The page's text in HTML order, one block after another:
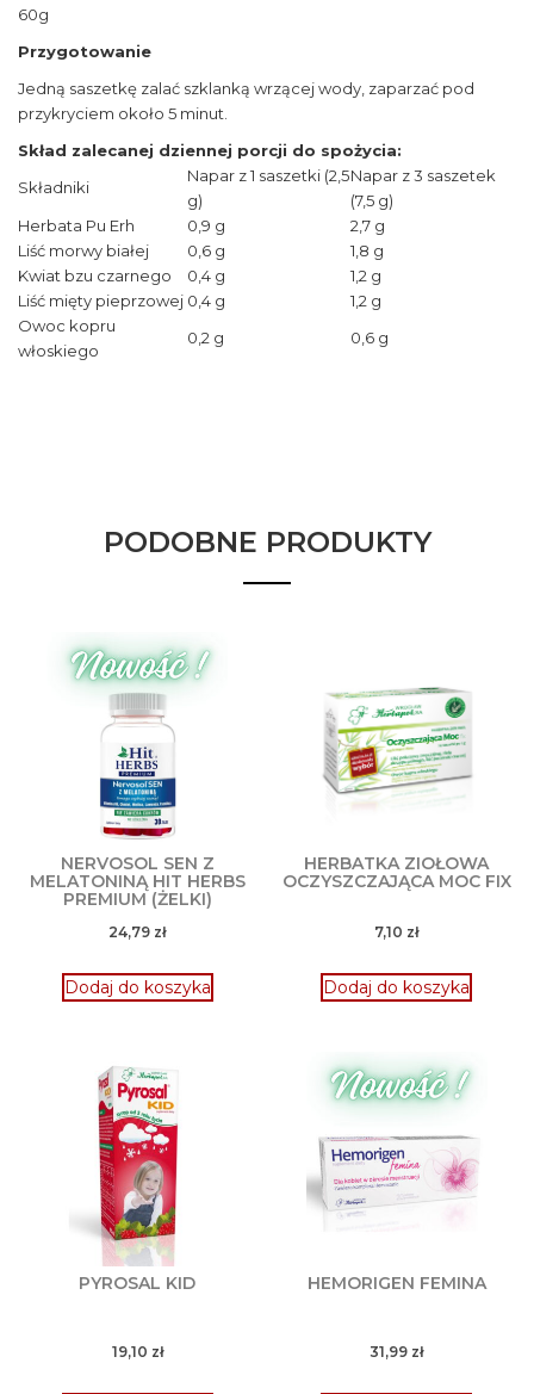
60g
Przygotowanie
Jedną saszetkę zalać szklanką wrzącej wody, zaparzać pod
przykryciem około 5 minut.
Skład zalecanej dziennej porcji do spożycia:
Składniki
Napar z 1 saszetki (2,5
g)
Napar z 3 saszetek
(7,5 g)
Herbata Pu Erh
0,9 g
2,7 g
Liść morwy białej
0,6 g
1,8 g
Kwiat bzu czarnego
0,4 g
1,2 g
Liść mięty pieprzowej 0,4 g
1,2 g
Owoc kopru
włoskiego
0,2 g 0,6 g
PODOBNE PRODUKTY
NERVOSOL SEN Z
MELATONINĄ HIT HERBS
PREMIUM (ŻELKI)
24,79 zł
Dodaj do koszyka
HERBATKA ZIOŁOWA
OCZYSZCZAJĄCA MOC FIX
7,10 zł
Dodaj do koszyka
PYROSAL KID
19,10 zł
HEMORIGEN FEMINA
31,99 zł